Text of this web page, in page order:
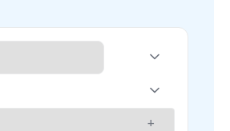
+